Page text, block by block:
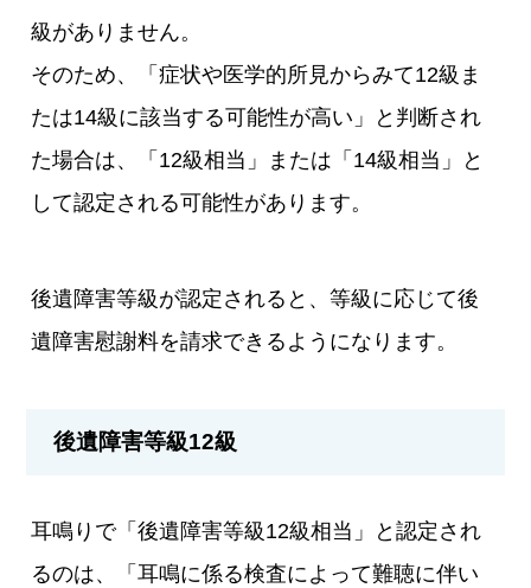
級がありません。
そのため、「症状や医学的所見からみて12級ま
たは14級に該当する可能性が高い」と判断され
た場合は、「12級相当」または「14級相当」と
して認定される可能性があります。
後遺障害等級が認定されると、等級に応じて後
遺障害慰謝料を請求できるようになります。
後遺障害等級12級
耳鳴りで「後遺障害等級12級相当」と認定され
るのは、「耳鳴に係る検査によって難聴に伴い